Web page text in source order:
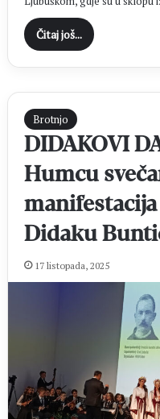
Čitaj još...
Brotnjo
DIDAKOVI
Humcu
manifestacija
Didaku
17 listopada, 2025